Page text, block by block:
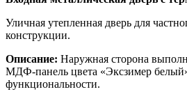
Уличная утепленная дверь для
конструкции.
Описание: Наружная сторона
МДФ-панель цвета «Эксзимер
функциональности.